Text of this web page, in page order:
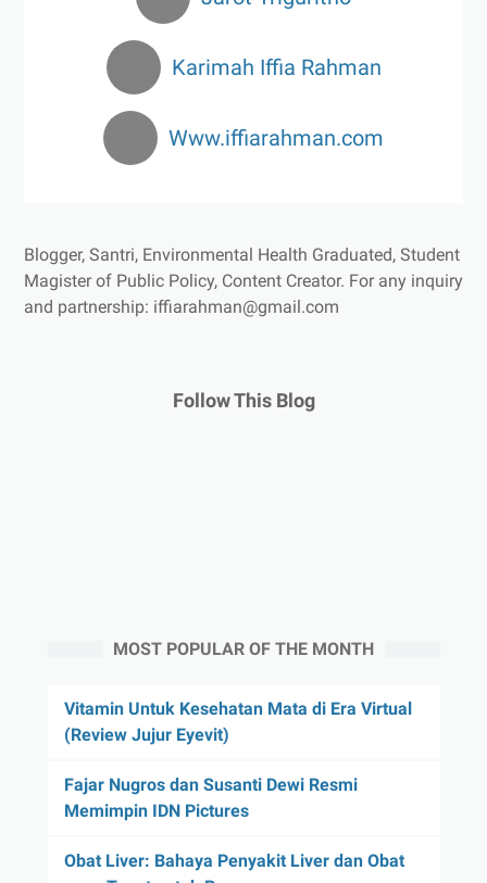
Karimah Iffia Rahman
Www.iffiarahman.com
Blogger, Santri, Environmental Health Graduated, Student
Magister of Public Policy, Content Creator. For any inquiry
and partnership: iffiarahman@gmail.com
Follow This Blog
MOST POPULAR OF THE MONTH
Vitamin Untuk Kesehatan Mata di Era Virtual
(Review Jujur Eyevit)
Fajar Nugros dan Susanti Dewi Resmi
Memimpin IDN Pictures
Obat Liver: Bahaya Penyakit Liver dan Obat